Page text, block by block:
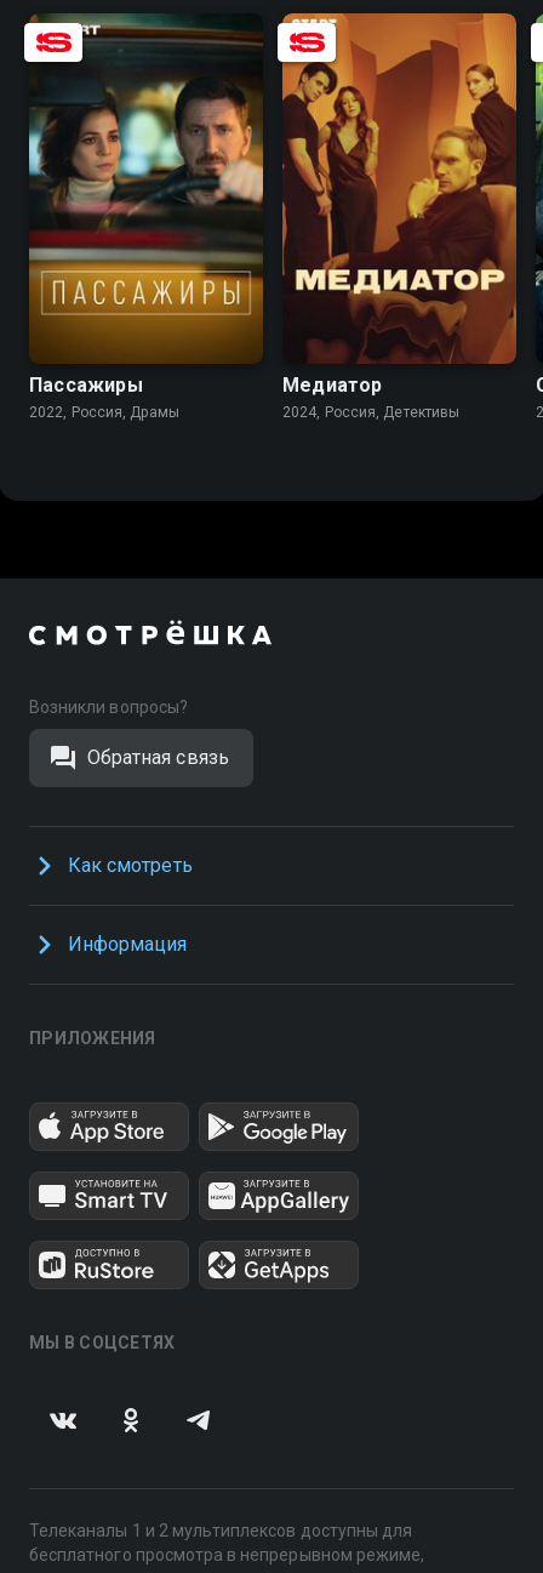
Пассажиры
2022, Россия, Драмы
6.8
Медиатор
2024, Россия, Детективы
Возникли вопросы?
Обратная связь
Как смотреть
Информация
ПРИЛОЖЕНИЯ
МЫ В СОЦСЕТЯХ
Телеканалы 1 и 2 мультиплексов доступны для
бесплатного просмотра в непрерывном режиме,